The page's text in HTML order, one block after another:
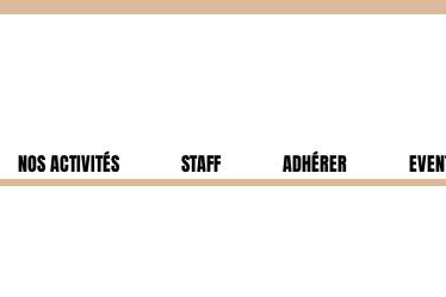
NOS ACTIVITÉS STAFF ADHÉRER